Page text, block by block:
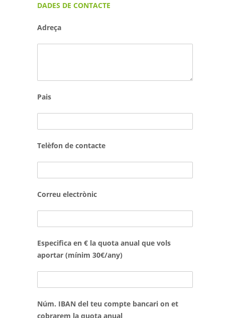
DADES DE CONTACTE
Adreça
Pais
Telèfon de contacte
Correu electrònic
Especifica en € la quota anual que vols
aportar (mínim 30€/any)
Núm. IBAN del teu compte bancari on et
cobrarem la quota anual